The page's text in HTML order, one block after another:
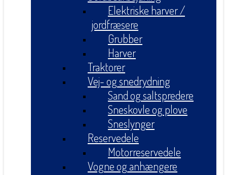
Elektriske harver /
jordfræsere
Grubber
Harver
Traktorer
Vej- og snedrydning
Sand og saltspredere
Sneskovle og plove
Sneslynger
Reservedele
Motorreservedele
Vogne og anhængere